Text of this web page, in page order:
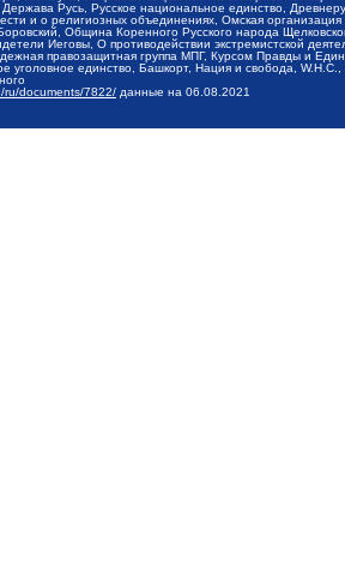
Русь, Русское национальное единство,
и о религиозных объединениях, Омская
Община Коренного Русского народа
Иеговы, О противодействии экстремистской
правозащитная группа МПГ, Курсом Правды и
уголовное единство, Башкорт, Нация и свобода,
ru/documents/7822/ данные на 06.08.2021